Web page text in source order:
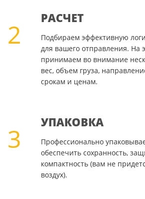
2
РАСЧЕТ
Подбираем эффективную
для вашего отправления. На
принимаем во внимание
вес, объем груза,
срокам и ценам.
3
УПАКОВКА
Профессионально
обеспечить сохранность,
компактность (вам не
воздух).